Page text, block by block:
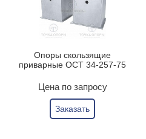
Опоры скользящие
приварные ОСТ 34-257-75
Цена по запросу
Заказать